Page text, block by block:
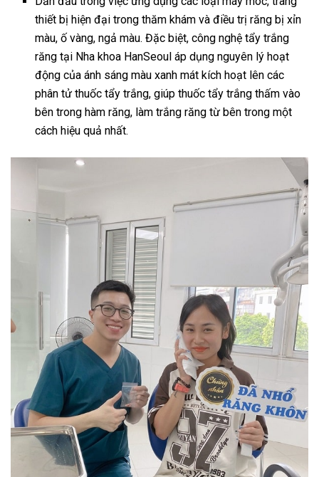
thiết bị hiện đại trong thăm khám và điều trị răng bị xỉn
màu, ố vàng, ngả màu. Đặc biệt, công nghệ tẩy trắng
răng tại Nha khoa HanSeoul áp dụng nguyên lý hoạt
động của ánh sáng màu xanh mát kích hoạt lên các
phân tử thuốc tẩy trắng, giúp thuốc tẩy trắng thấm vào
bên trong hàm răng, làm trắng răng từ bên trong một
cách hiệu quả nhất.